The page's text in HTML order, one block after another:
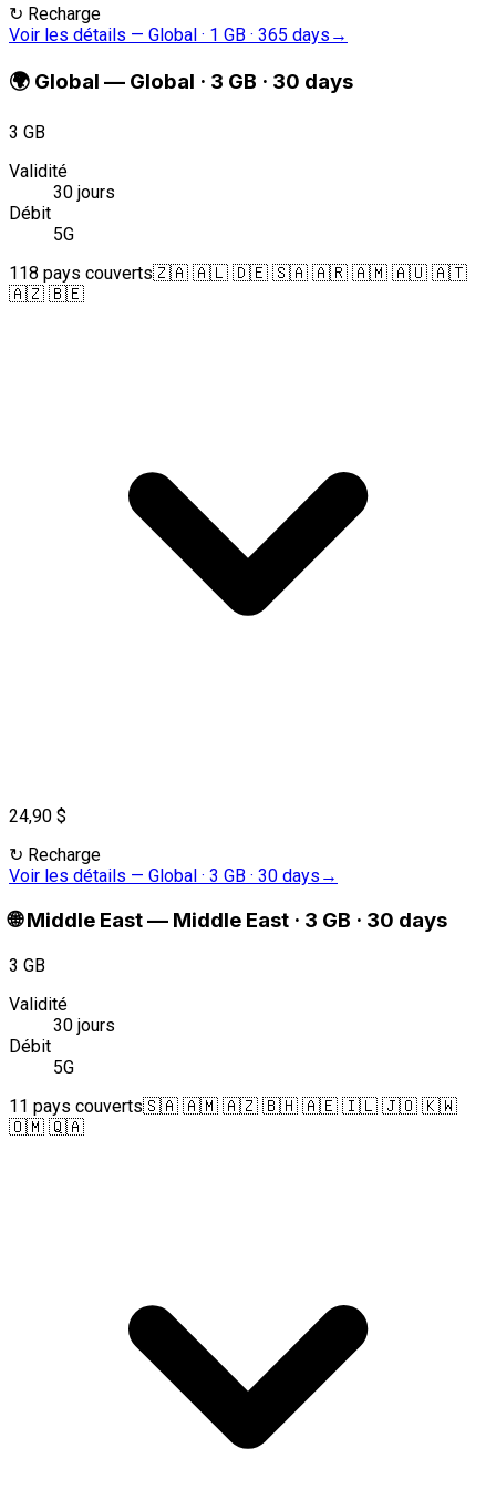
↻ Recharge
Voir les détails — Global · 1 GB · 365 days →
🌍 Global — Global · 3 GB · 30 days
3 GB
Validité
30 jours
Débit
5G
118 pays couverts🇿🇦 🇦🇱 🇩🇪 🇸🇦 🇦🇷 🇦🇲 🇦🇺 🇦🇹
🇦🇿 🇧🇪
24,90 $
↻ Recharge
Voir les détails — Global · 3 GB · 30 days →
🌐 Middle East— Middle East · 3 GB · 30 days
3 GB
Validité
30 jours
Débit
5G
11 pays couverts🇸🇦 🇦🇲 🇦🇿 🇧🇭 🇦🇪 🇮🇱 🇯🇴 🇰🇼
🇴🇲 🇶🇦